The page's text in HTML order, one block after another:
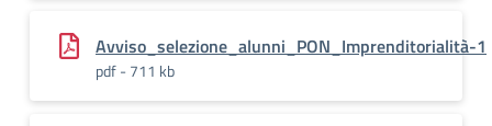
Avviso_selezione_alunni_PON_Imprenditorialità-1
pdf - 711 kb